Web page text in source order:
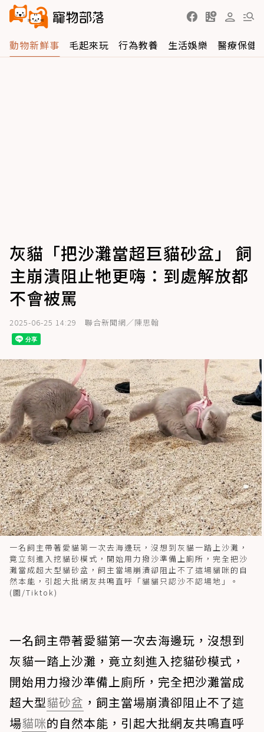
動物新鮮事 毛起來玩 行為教養 生活娛樂 醫療保健
灰貓「把沙灘當超巨貓砂盆」 飼
主崩潰阻止牠更嗨：到處解放都
不會被罵
2025-06-25 14:29 聯合新聞網／陳思翰
一名飼主帶著愛貓第一次去海邊玩，沒想到灰貓一踏上沙灘，
竟立刻進入挖貓砂模式，開始用力撥沙準備上廁所，完全把沙
灘當成超大型貓砂盆，飼主當場崩潰卻阻止不了這場貓咪的自
然本能，引起大批網友共鳴直呼「貓貓只認沙不認場地」。
(圖/Tiktok)
一名飼主帶著愛貓第一次去海邊玩，沒想到
灰貓一踏上沙灘，竟立刻進入挖貓砂模式，
開始用力撥沙準備上廁所，完全把沙灘當成
超大型貓砂盆 ，飼主當場崩潰卻阻止不了這
場貓咪的自然本能，引起大批網友共鳴直呼